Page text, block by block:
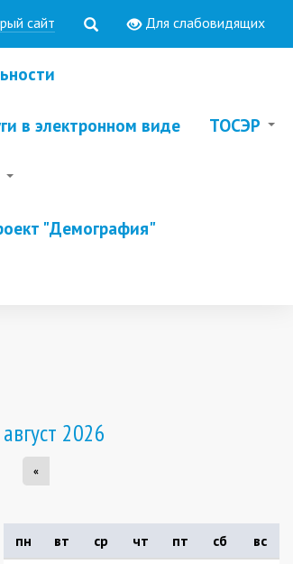
сайт Для слабовидящих
в электронном виде ТОСЭР
"Демография"
август 2026
«
пн вт ср чт пт сб
вс